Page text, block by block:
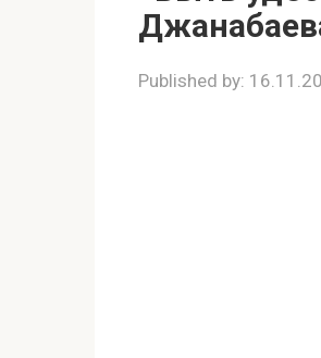
Published by: